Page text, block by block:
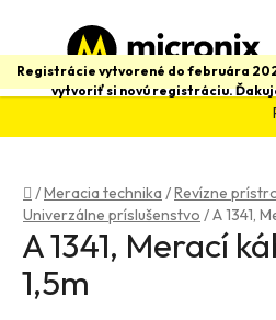
obsah
Registrácie vytvorené do februára
vytvoriť si novú registráciu.
Domov
/Meracia technika /Revízne
Univerzálne príslušenstvo /A 1341,
A 1341, Merací
1,5m